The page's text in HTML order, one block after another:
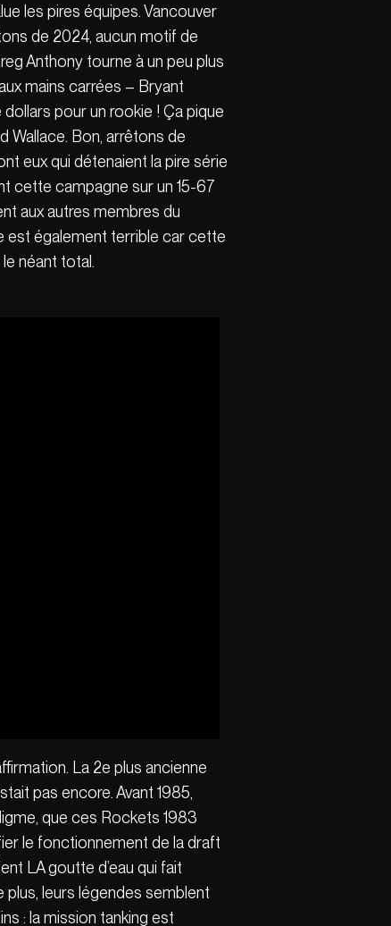
les pires équipes. Vancouver
de 2024, aucun motif de
Anthony tourne à un peu plus
mains carrées – Bryant
dollars pour un rookie ! Ça pique
Wallace. Bon, arrêtons de
eux qui détenaient la pire série
cette campagne sur un 15-67
aux autres membres du
est également terrible car cette
néant total.
La 2e plus ancienne
pas encore. Avant 1985,
que ces Rockets 1983
le fonctionnement de la draft
LA goutte d’eau qui fait
plus, leurs légendes semblent
: la mission tanking est